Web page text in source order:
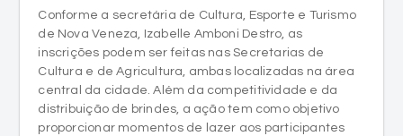
Conforme a secretária de Cultura, Esporte e Turismo
de Nova Veneza, Izabelle Amboni Destro, as
inscrições podem ser feitas nas Secretarias de
Cultura e de Agricultura, ambas localizadas na área
central da cidade. Além da competitividade e da
distribuição de brindes, a ação tem como objetivo
proporcionar momentos de lazer aos participantes